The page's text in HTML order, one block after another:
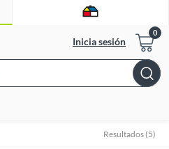
Inicia sesión
Bar
Resultados (5)